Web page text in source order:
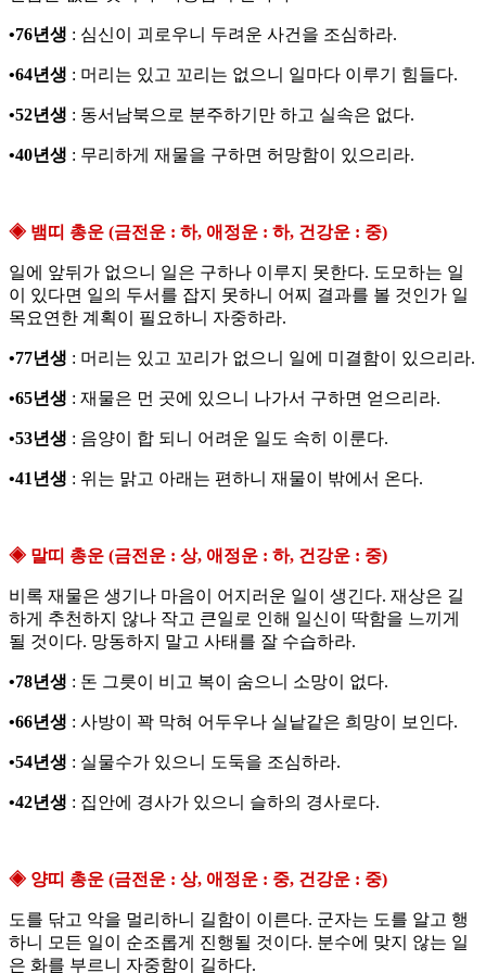
•76년생 : 심신이 괴로우니 두려운 사건을 조심하라.
•64년생 : 머리는 있고 꼬리는 없으니 일마다 이루기 힘들다.
•52년생 : 동서남북으로 분주하기만 하고 실속은 없다.
•40년생 : 무리하게 재물을 구하면 허망함이 있으리라.
◈ 뱀띠 총운 (금전운 : 하, 애정운 : 하, 건강운 : 중)
일에 앞뒤가 없으니 일은 구하나 이루지 못한다. 도모하는 일
이 있다면 일의 두서를 잡지 못하니 어찌 결과를 볼 것인가 일
목요연한 계획이 필요하니 자중하라.
•77년생 : 머리는 있고 꼬리가 없으니 일에 미결함이 있으리라.
•65년생 : 재물은 먼 곳에 있으니 나가서 구하면 얻으리라.
•53년생 : 음양이 합 되니 어려운 일도 속히 이룬다.
•41년생 : 위는 맑고 아래는 편하니 재물이 밖에서 온다.
◈ 말띠 총운 (금전운 : 상, 애정운 : 하, 건강운 : 중)
비록 재물은 생기나 마음이 어지러운 일이 생긴다. 재상은 길
하게 추천하지 않나 작고 큰일로 인해 일신이 딱함을 느끼게
될 것이다. 망동하지 말고 사태를 잘 수습하라.
•78년생 : 돈 그릇이 비고 복이 숨으니 소망이 없다.
•66년생 : 사방이 꽉 막혀 어두우나 실낱같은 희망이 보인다.
•54년생 : 실물수가 있으니 도둑을 조심하라.
•42년생 : 집안에 경사가 있으니 슬하의 경사로다.
◈ 양띠 총운 (금전운 : 상, 애정운 : 중, 건강운 : 중)
도를 닦고 악을 멀리하니 길함이 이른다. 군자는 도를 알고 행
하니 모든 일이 순조롭게 진행될 것이다. 분수에 맞지 않는 일
은 화를 부르니 자중함이 길하다.